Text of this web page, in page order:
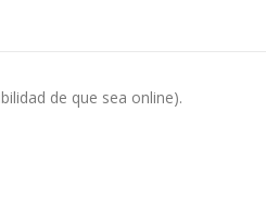
de que sea online).